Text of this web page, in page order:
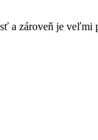
a zároveň je